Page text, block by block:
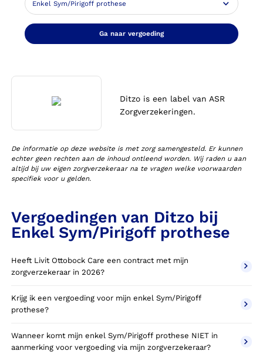
Ga naar vergoeding
Ditzo is een label van ASR
Zorgverzekeringen.
De informatie op deze website is met zorg samengesteld. Er kunnen
echter geen rechten aan de inhoud ontleend worden. Wij raden u aan
altijd bij uw eigen zorgverzekeraar na te vragen welke voorwaarden
specifiek voor u gelden.
Vergoedingen van Ditzo bij
Enkel Sym/Pirigoff prothese
Heeft Livit Ottobock Care een contract met mijn
zorgverzekeraar in 2026?
Krijg ik een vergoeding voor mijn enkel Sym/Pirigoff
prothese?
Wanneer komt mijn enkel Sym/Pirigoff prothese NIET in
aanmerking voor vergoeding via mijn zorgverzekeraar?